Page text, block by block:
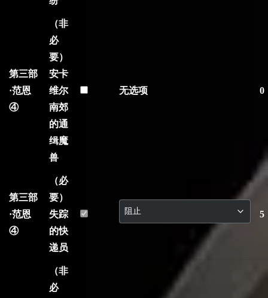
第三部
·范恩
④
（非
必
要）
安卡
维尔
南郊
的通
缉魔
兽
无选项 0
第三部
·范恩
④
（必
要）
失踪
的快
递员
5
（非
必